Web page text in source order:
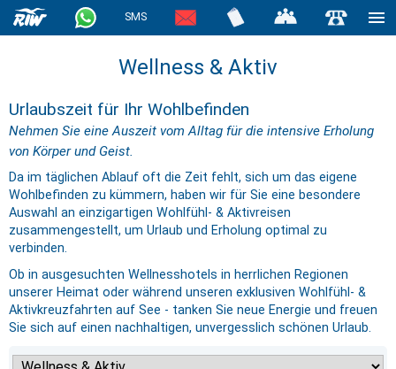
SMS
Wellness & Aktiv
Urlaubszeit für Ihr Wohlbefinden
Nehmen Sie eine Auszeit vom Alltag für die intensive Erholung
von Körper und Geist.
Da im täglichen Ablauf oft die Zeit fehlt, sich um das eigene
Wohlbefinden zu kümmern, haben wir für Sie eine besondere
Auswahl an einzigartigen Wohlfühl- & Aktivreisen
zusammengestellt, um Urlaub und Erholung optimal zu
verbinden.
Ob in ausgesuchten Wellnesshotels in herrlichen Regionen
unserer Heimat oder während unseren exklusiven Wohlfühl- &
Aktivkreuzfahrten auf See - tanken Sie neue Energie und freuen
Sie sich auf einen nachhaltigen, unvergesslich schönen Urlaub.